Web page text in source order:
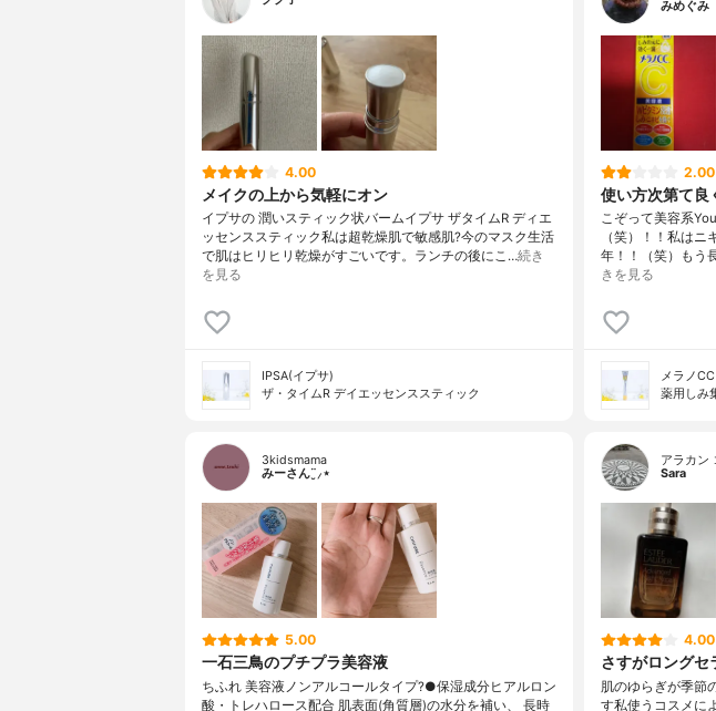
4.00
メイクの上から気軽にオン
イプサの 潤いスティック状バームイプサ ザタイムR ディエ
ッセンススティック私は超乾燥肌で敏感肌?今のマスク生活
で肌はヒリヒリ乾燥がすごいです。ランチの後にこ…続き
を見る
IPSA(イプサ)
ザ・タイムR デイエッセンススティック
みめぐみ
2.00
使い方次第て良
こぞって美容系
（笑）！！私は
年！！（笑）もう
きを見る
メラノCC
薬用しみ
3kidsmama
みーさん¨̮⸝⋆
5.00
一石三鳥のプチプラ美容液
ちふれ 美容液ノンアルコールタイプ?●保湿成分ヒアルロン
酸・トレハロース配合 肌表面(角質層)の水分を補い、 長時
アラカン
Sara
4.00
さすがロングセ
肌のゆらぎが季節
す私使うコスメに